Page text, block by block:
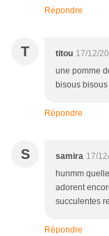
Répondre
T titou 17/12/
une pomme
bisous bisous
Répondre
S samira 17/
hunmm
adorent
succulentes
Répondre